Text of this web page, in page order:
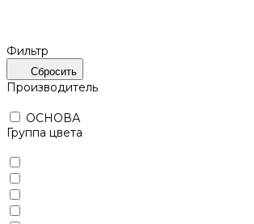
Фильтр
Сбросить
Производитель
ОСНОВА
Группа цвета